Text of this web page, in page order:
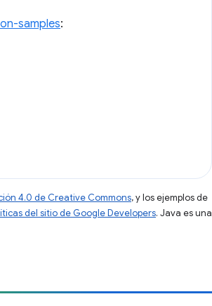
samples:
4.0 de Creative Commons, y los ejemplos de
del sitio de Google Developers. Java es una